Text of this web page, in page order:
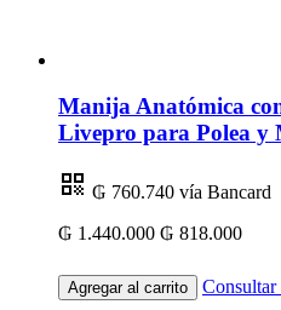
Manija Anatómica
Livepro para Polea y
₲ 760.740 vía Bancard
₲ 1.440.000 ₲ 818.000
Agregar al carrito